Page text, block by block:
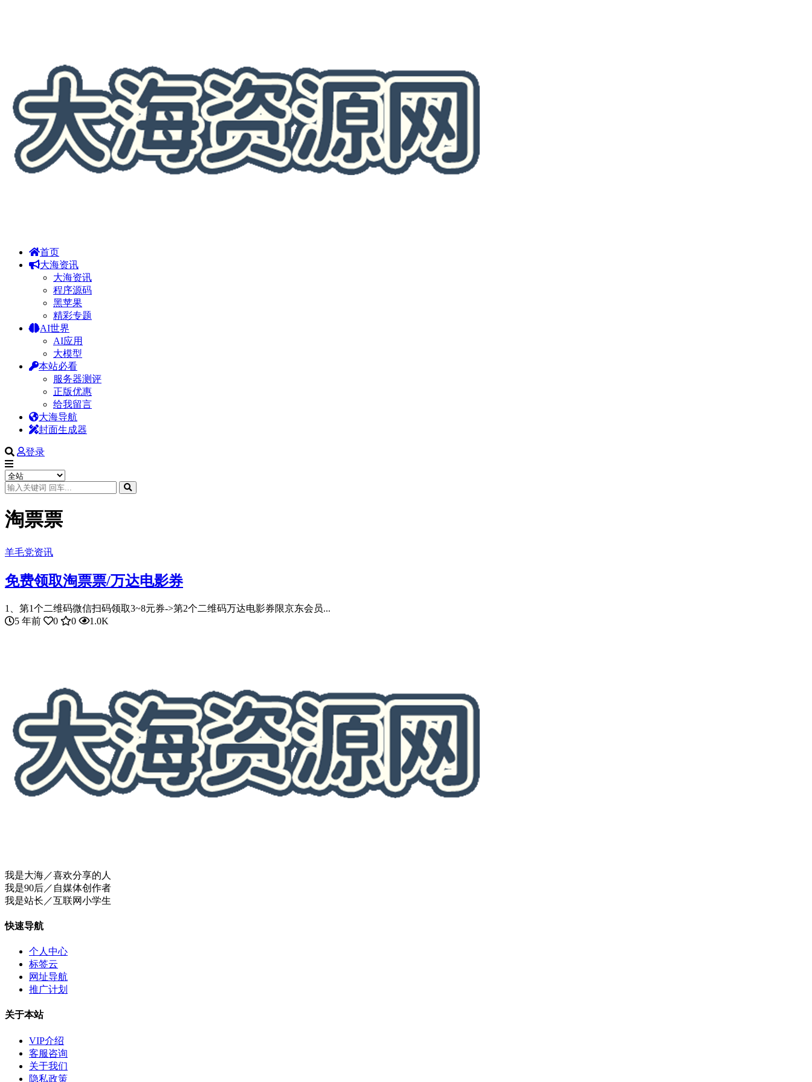
首页
大海资讯
大海资讯
程序源码
黑苹果
精彩专题
AI世界
AI应用
大模型
本站必看
服务器测评
正版优惠
给我留言
大海导航
封面生成器
登录
淘票票
羊毛党资讯
免费领取淘票票/万达电影券
1、第1个二维码微信扫码领取3~8元券->第2个二维码万达电影券限京东会员...
5 年前
0 0 1.0K
我是大海／喜欢分享的人
我是90后／自媒体创作者
我是站长／互联网小学生
快速导航
个人中心
标签云
网址导航
推广计划
关于本站
VIP介绍
客服咨询
关于我们
隐私政策